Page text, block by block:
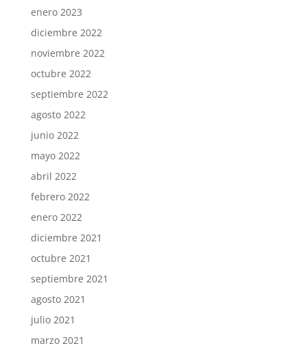
enero 2023
diciembre 2022
noviembre 2022
octubre 2022
septiembre 2022
agosto 2022
junio 2022
mayo 2022
abril 2022
febrero 2022
enero 2022
diciembre 2021
octubre 2021
septiembre 2021
agosto 2021
julio 2021
marzo 2021